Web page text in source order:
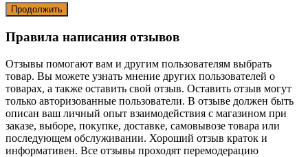
Продолжить
Правила написания отзывов
Отзывы помогают вам и другим пользователям выбрать
товар. Вы можете узнать мнение других пользователей о
товарах, а также оставить свой отзыв. Оставить отзыв могут
только авторизованные пользователи. В отзыве должен быть
описан ваш личный опыт взаимодействия с магазином при
заказе, выборе, покупке, доставке, самовывозе товара или
последующем обслуживании. Хороший отзыв краток и
информативен. Все отзывы проходят перемодерацию